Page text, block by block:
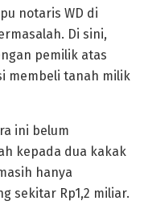
notaris WD di
Di sini,
pemilik atas
membeli tanah milik
ini belum
kepada dua kakak
hanya
sekitar Rp1,2 miliar.